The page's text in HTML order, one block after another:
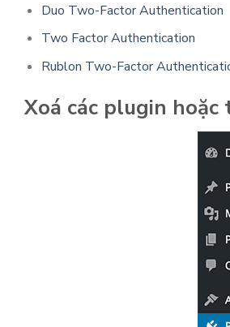
Duo Two-Factor Authentication
Two Factor Authentication
Rublon Two-Factor
Xoá các plugin